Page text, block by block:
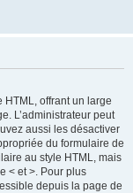
offrant un large
L’administrateur peut
aussi les désactiver
du formulaire de
au style HTML, mais
< et >. Pour plus
depuis la page de